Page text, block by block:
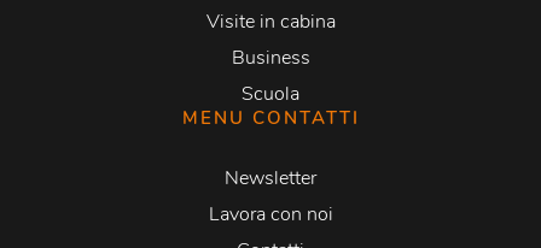
Visite in cabina
Business
Scuola
MENU CONTATTI
Newsletter
Lavora con noi